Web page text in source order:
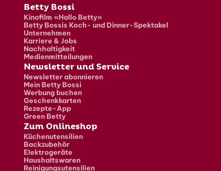
Fusszeile
Betty Bossi
Kinofilm «Hallo Betty»
Betty Bossis Koch- und Dinner-Spektakel
Unternehmen
Karriere & Jobs
Nachhaltigkeit
Medienmitteilungen
Newsletter und Service
Newsletter abonnieren
Mein Betty Bossi
Werbung buchen
Geschenkkarten
Rezepte-App
Green Betty
Zum Onlineshop
Küchenutensilien
Backzubehör
Elektrogeräte
Haushaltswaren
Reinigungsutensilien